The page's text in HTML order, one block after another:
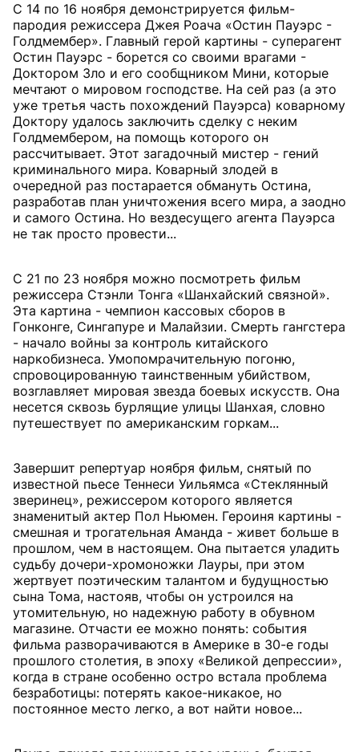
С 14 по 16 ноября демонстрируется фильм-
пародия режиссера Джея Роача «Остин Пауэрс -
Голдмембер». Главный герой картины - суперагент
Остин Пауэрс - борется со своими врагами -
Доктором Зло и его сообщником Мини, которые
мечтают о мировом господстве. На сей раз (а это
уже третья часть похождений Пауэрса) коварному
Доктору удалось заключить сделку с неким
Голдмембером, на помощь которого он
рассчитывает. Этот загадочный мистер - гений
криминального мира. Коварный злодей в
очередной раз постарается обмануть Остина,
разработав план уничтожения всего мира, а заодно
и самого Остина. Но вездесущего агента Пауэрса
не так просто провести...
С 21 по 23 ноября можно посмотреть фильм
режиссера Стэнли Тонга «Шанхайский связной».
Эта картина - чемпион кассовых сборов в
Гонконге, Сингапуре и Малайзии. Смерть гангстера
- начало войны за контроль китайского
наркобизнеса. Умопомрачительную погоню,
спровоцированную таинственным убийством,
возглавляет мировая звезда боевых искусств. Она
несется сквозь бурлящие улицы Шанхая, словно
путешествует по американским горкам...
Завершит репертуар ноября фильм, снятый по
известной пьесе Теннеси Уильямса «Стеклянный
зверинец», режиссером которого является
знаменитый актер Пол Ньюмен. Героиня картины -
смешная и трогательная Аманда - живет больше в
прошлом, чем в настоящем. Она пытается уладить
судьбу дочери-хромоножки Лауры, при этом
жертвует поэтическим талантом и будущностью
сына Тома, настояв, чтобы он устроился на
утомительную, но надежную работу в обувном
магазине. Отчасти ее можно понять: события
фильма разворачиваются в Америке в 30-е годы
прошлого столетия, в эпоху «Великой депрессии»,
когда в стране особенно остро встала проблема
безработицы: потерять какое-никакое, но
постоянное место легко, а вот найти новое...